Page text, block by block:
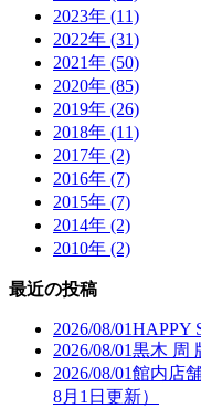
2023年 (11)
2022年 (31)
2021年 (50)
2020年 (85)
2019年 (26)
2018年 (11)
2017年 (2)
2016年 (7)
2015年 (7)
2014年 (2)
2010年 (2)
最近の投稿
2026/08/01HAPPY
2026/08/01黒木 周
2026/08/01館内店
8月1日更新）